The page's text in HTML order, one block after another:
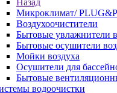
Назад
Микроклимат/
Воздухоочистители
Бытовые увлажнители
Бытовые осушители
Мойки воздуха
Осушители для
Бытовые
водоочистки